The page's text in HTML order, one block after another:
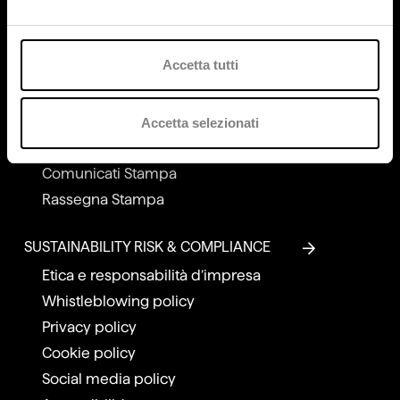
Accetta tutti
Accetta selezionati
News
Comunicati Stampa
Rassegna Stampa
SUSTAINABILITY RISK & COMPLIANCE
Etica e responsabilità d’impresa
Whistleblowing policy
Privacy policy
Cookie policy
Social media policy